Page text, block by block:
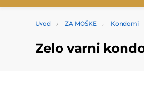
Uvod ZA MOŠKE Kondomi
Zelo varni